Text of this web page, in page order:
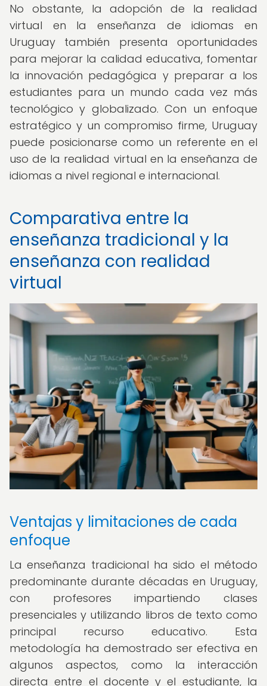
No obstante, la adopción de la realidad
virtual en la enseñanza de idiomas en
Uruguay también presenta oportunidades
para mejorar la calidad educativa, fomentar
la innovación pedagógica y preparar a los
estudiantes para un mundo cada vez más
tecnológico y globalizado. Con un enfoque
estratégico y un compromiso firme, Uruguay
puede posicionarse como un referente en el
uso de la realidad virtual en la enseñanza de
idiomas a nivel regional e internacional.
Comparativa entre la
enseñanza tradicional y la
enseñanza con realidad
virtual
Ventajas y limitaciones de cada
enfoque
La enseñanza tradicional ha sido el método
predominante durante décadas en Uruguay,
con profesores impartiendo clases
presenciales y utilizando libros de texto como
principal recurso educativo. Esta
metodología ha demostrado ser efectiva en
algunos aspectos, como la interacción
directa entre el docente y el estudiante, la